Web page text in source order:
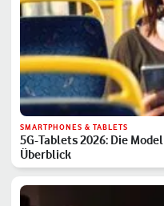
SMARTPHONES & TABLETS
5G-Tablets 2026: Die
Überblick